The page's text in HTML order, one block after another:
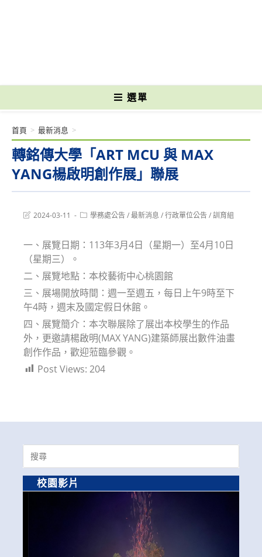
選單
轉銘傳大學「ART MCU 與 MAX
YANG楊啟明創作展」聯展
首頁 > 最新消息 >
Post2024-03-11
Post學務處公告/最新消息 /行政單位公告/訓育組
一、展覽日期：113年3月4日（星期一）至4月10日
（星期三）。
二、展覽地點：本校藝術中心桃園館
三、展場開放時間：週一至週五，每日上午9時至下
午4時，週末及國定假日休館。
四、展覽簡介：本次聯展除了展出本校學生的作品
外，更邀請楊啟明(MAX YANG)建築師展出數件油畫
創作作品，歡迎蒞臨參觀。
Post Views: 204
Search
for:
校園影片